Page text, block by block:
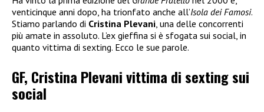
venticinque anni dopo, ha trionfato anche all’Isola dei Famosi.
Stiamo parlando di Cristina Plevani , una delle concorrenti
più amate in assoluto. L’ex gieffina si è sfogata sui social, in
quanto vittima di sexting. Ecco le sue parole.
GF, Cristina Plevani vittima di sexting sui
social